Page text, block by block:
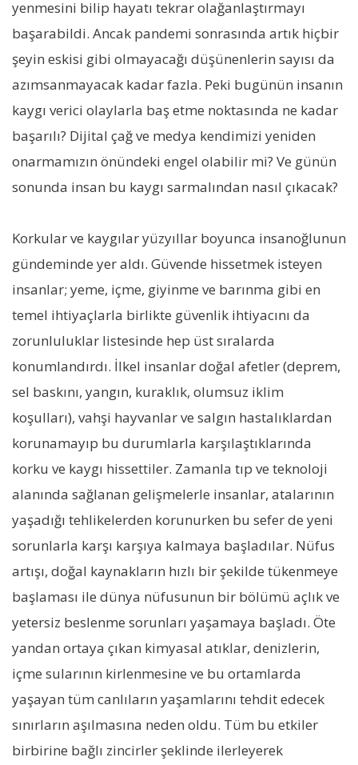
yenmesini bilip hayatı tekrar olağanlaştırmayı
başarabildi. Ancak pandemi sonrasında artık hiçbir
şeyin eskisi gibi olmayacağı düşünenlerin sayısı da
azımsanmayacak kadar fazla. Peki bugünün insanın
kaygı verici olaylarla baş etme noktasında ne kadar
başarılı? Dijital çağ ve medya kendimizi yeniden
onarmamızın önündeki engel olabilir mi? Ve günün
sonunda insan bu kaygı sarmalından nasıl çıkacak?
Korkular ve kaygılar yüzyıllar boyunca insanoğlunun
gündeminde yer aldı. Güvende hissetmek isteyen
insanlar; yeme, içme, giyinme ve barınma gibi en
temel ihtiyaçlarla birlikte güvenlik ihtiyacını da
zorunluluklar listesinde hep üst sıralarda
konumlandırdı. İlkel insanlar doğal afetler (deprem,
sel baskını, yangın, kuraklık, olumsuz iklim
koşulları), vahşi hayvanlar ve salgın hastalıklardan
korunamayıp bu durumlarla karşılaştıklarında
korku ve kaygı hissettiler. Zamanla tıp ve teknoloji
alanında sağlanan gelişmelerle insanlar, atalarının
yaşadığı tehlikelerden korunurken bu sefer de yeni
sorunlarla karşı karşıya kalmaya başladılar. Nüfus
artışı, doğal kaynakların hızlı bir şekilde tükenmeye
başlaması ile dünya nüfusunun bir bölümü açlık ve
yetersiz beslenme sorunları yaşamaya başladı. Öte
yandan ortaya çıkan kimyasal atıklar, denizlerin,
içme sularının kirlenmesine ve bu ortamlarda
yaşayan tüm canlıların yaşamlarını tehdit edecek
sınırların aşılmasına neden oldu. Tüm bu etkiler
birbirine bağlı zincirler şeklinde ilerleyerek